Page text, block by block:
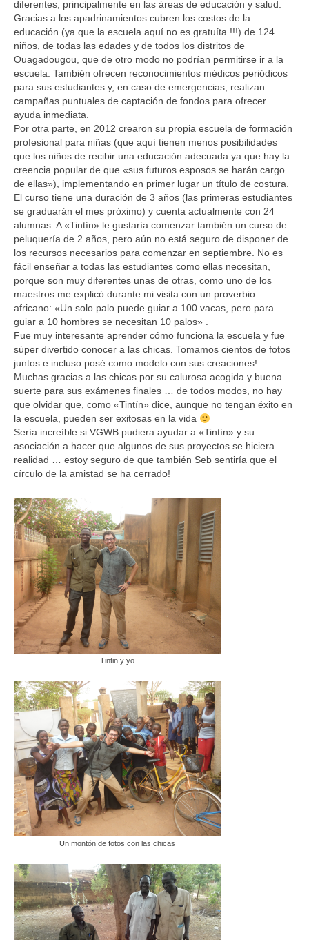
Community
News
Contact
diferentes, principalmente en las áreas de educación y salud.
Gracias a los apadrinamientos cubren los costos de la
educación (ya que la escuela aquí no es gratuíta !!!) de 124
niños, de todas las edades y de todos los distritos de
Ouagadougou, que de otro modo no podrían permitirse ir a la
escuela. También ofrecen reconocimientos médicos periódicos
para sus estudiantes y, en caso de emergencias, realizan
campañas puntuales de captación de fondos para ofrecer
ayuda inmediata.
Por otra parte, en 2012 crearon su propia escuela de formación
profesional para niñas (que aquí tienen menos posibilidades
que los niños de recibir una educación adecuada ya que hay la
creencia popular de que «sus futuros esposos se harán cargo
de ellas»), implementando en primer lugar un título de costura.
El curso tiene una duración de 3 años (las primeras estudiantes
se graduarán el mes próximo) y cuenta actualmente con 24
alumnas. A «Tintín» le gustaría comenzar también un curso de
peluquería de 2 años, pero aún no está seguro de disponer de
los recursos necesarios para comenzar en septiembre. No es
fácil enseñar a todas las estudiantes como ellas necesitan,
porque son muy diferentes unas de otras, como uno de los
maestros me explicó durante mi visita con un proverbio
africano: «Un solo palo puede guiar a 100 vacas, pero para
guiar a 10 hombres se necesitan 10 palos» .
Fue muy interesante aprender cómo funciona la escuela y fue
súper divertido conocer a las chicas. Tomamos cientos de fotos
juntos e incluso posé como modelo con sus creaciones!
Muchas gracias a las chicas por su calurosa acogida y buena
suerte para sus exámenes finales … de todos modos, no hay
que olvidar que, como «Tintín» dice, aunque no tengan éxito en
la escuela, pueden ser exitosas en la vida
Sería increíble si VGWB pudiera ayudar a «Tintín» y su
asociación a hacer que algunos de sus proyectos se hiciera
realidad … estoy seguro de que también Seb sentiría que el
círculo de la amistad se ha cerrado!
Tintin y yo
Un montón de fotos con las chicas